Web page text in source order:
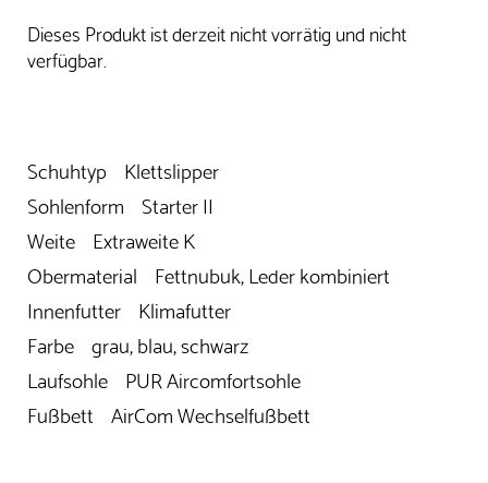
Dieses Produkt ist derzeit nicht vorrätig und nicht
verfügbar.
Schuhtyp Klettslipper
Sohlenform Starter II
Weite Extraweite K
Obermaterial Fettnubuk, Leder kombiniert
Innenfutter Klimafutter
Farbe grau, blau, schwarz
Laufsohle PUR Aircomfortsohle
Fußbett AirCom Wechselfußbett